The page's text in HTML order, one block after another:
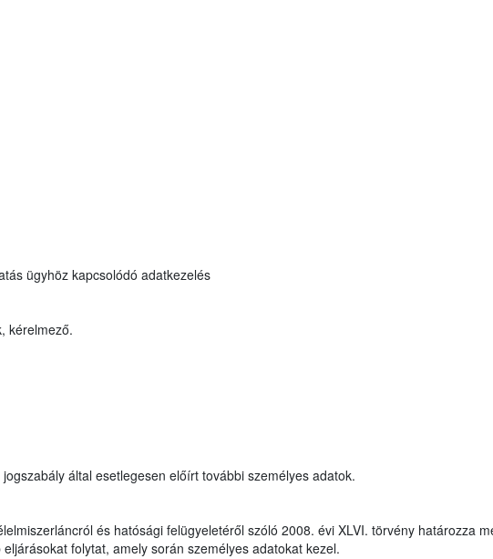
ügyhöz kapcsolódó adatkezelés
kérelmező.
által esetlegesen előírt további személyes adatok.
és hatósági felügyeletéről szóló 2008. évi XLVI. törvény határozza
folytat, amely során személyes adatokat kezel.